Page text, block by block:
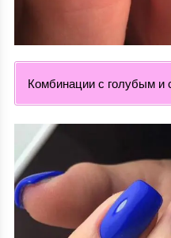
Комбинации с голубым и